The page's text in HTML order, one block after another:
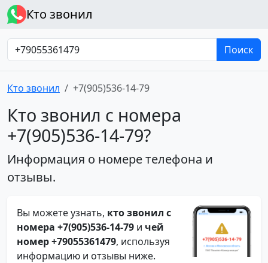
Кто звонил
Поиск
Кто звонил +7(905)536-14-79
Кто звонил с номера
+7(905)536-14-79?
Информация о номере телефона и
отзывы.
Вы можете узнать, кто звонил с
номера +7(905)536-14-79 и чей
номер +79055361479, используя
информацию и отзывы ниже.